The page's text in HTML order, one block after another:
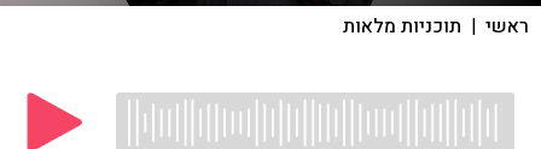
ראשי | תוכניות מלאות